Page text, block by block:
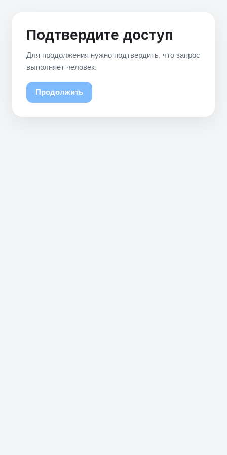
Подтвердите доступ
Для продолжения нужно подтвердить, что запрос
выполняет человек.
Продолжить